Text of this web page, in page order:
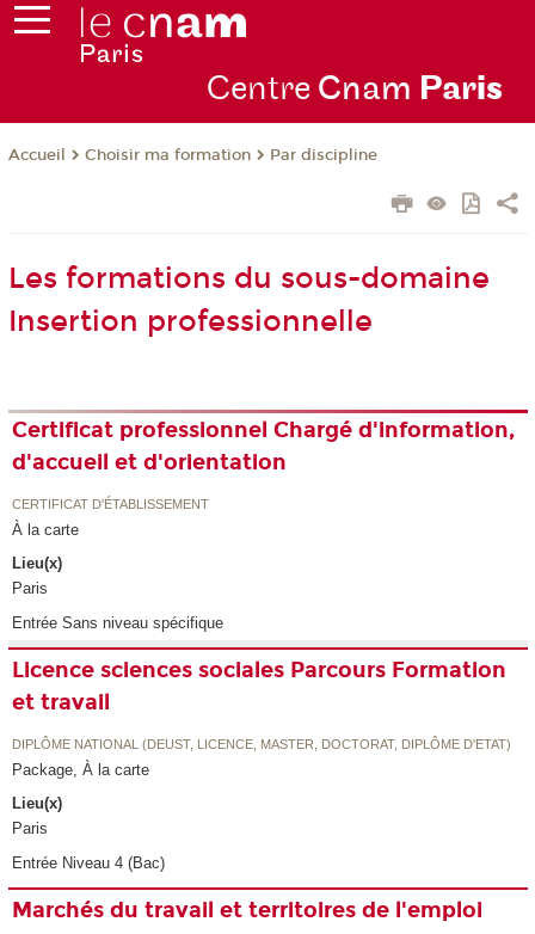
Centre Cnam Paris
Accueil Choisir ma formation Par discipline
Les formations du sous-domaine
Insertion professionnelle
Certificat professionnel Chargé d'information,
d'accueil et d'orientation
CERTIFICAT D'ÉTABLISSEMENT
À la carte
Lieu(x)
Paris
Entrée Sans niveau spécifique
Licence sciences sociales Parcours Formation
et travail
DIPLÔME NATIONAL (DEUST, LICENCE, MASTER, DOCTORAT, DIPLÔME D'ETAT)
Package, À la carte
Lieu(x)
Paris
Entrée Niveau 4 (Bac)
Marchés du travail et territoires de l'emploi